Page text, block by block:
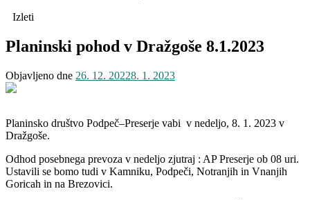
Izleti
Planinski pohod v Dražgoše 8.1.2023
Objavljeno dne 26. 12. 20228. 1. 2023
Planinsko društvo Podpeč–Preserje vabi v nedeljo, 8. 1. 2023 v
Dražgoše.
Odhod posebnega prevoza v nedeljo zjutraj : AP Preserje ob 08 uri.
Ustavili se bomo tudi v Kamniku, Podpeči, Notranjih in Vnanjih
Goricah in na Brezovici.